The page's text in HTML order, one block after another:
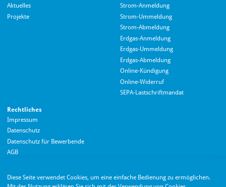
Aktuelles
Projekte
Strom-Anmeldung
Strom-Ummeldung
Strom-Abmeldung
Erdgas-Anmeldung
Erdgas-Ummeldung
Erdgas-Abmeldung
Online-Kündigung
Online-Widerruf
SEPA-Lastschriftmandat
Rechtliches
Impressum
Datenschutz
Datenschutz für Bewerbende
AGB
Diese Seite verwendet Cookies, um eine einfache Bedienung zu ermöglichen.
Wir nutzen Langdock zur Bereitstellung eines KI-Chatbots. Mit dem Laden des